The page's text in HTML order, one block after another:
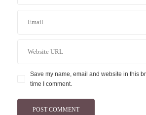
Save my name, email and website in this
time I comment.